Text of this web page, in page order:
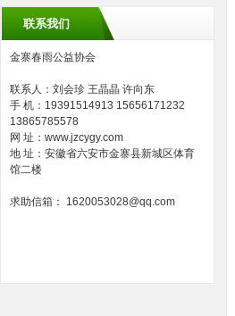
联系我们
金寨春雨公益协会
联系人：刘会珍 王晶晶 许向东
手 机：19391514913 15656171232
13865785578
网 址：www.jzcygy.com
地 址：安徽省六安市金寨县新城区体育
馆二楼
求助信箱： 1620053028@qq.com